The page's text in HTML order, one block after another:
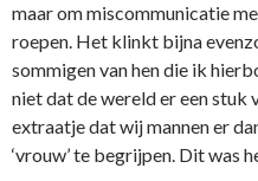
maar om miscommunicatie
roepen. Het klinkt bijna
sommigen van hen die ik
niet dat de wereld er een stuk
extraatje dat wij mannen er
‘vrouw’ te begrijpen. Dit was